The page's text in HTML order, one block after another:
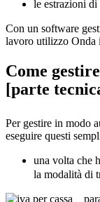
le estrazioni
Con un software
lavoro utilizzo Onda
Come
[parte
Per gestire in modo
eseguire questi
una volta che
la modalità di